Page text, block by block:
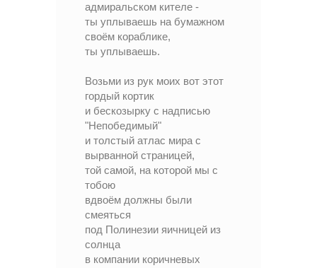
адмиральском кителе -
ты уплываешь на бумажном
своём кораблике,
ты уплываешь.
Возьми из рук моих вот этот
гордый кортик
и бескозырку с надписью
"Непобедимый"
и толстый атлас мира с
вырванной страницей,
той самой, на которой мы с
тобою
вдвоём должны были
смеяться
под Полинезии яичницей из
солнца
в компании коричневых